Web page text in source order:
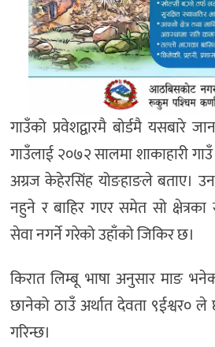
गाउँको प्रवेशद्वारमै बोर्डमै यसबारे
गाउँलाई २०७२ सालमा शाकाहारी
अग्रज केहेरसिंह योङहाङले बताए।
नहुने र बाहिर गएर समेत सो
सेवा नगर्ने गरेको उहाँको जिकिर छ।
किरात लिम्बू भाषा अनुसार माङ
छानेको ठाउँ अर्थात देवता ९ईश्वर० ले
गरिन्छ।